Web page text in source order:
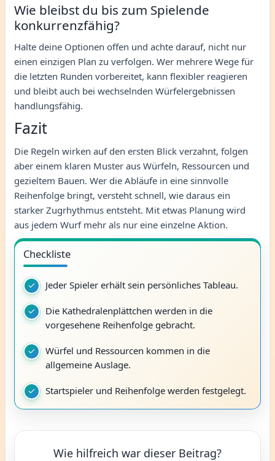
Wie bleibst du bis zum Spielende
konkurrenzfähig?
Halte deine Optionen offen und achte darauf, nicht nur
einen einzigen Plan zu verfolgen. Wer mehrere Wege für
die letzten Runden vorbereitet, kann flexibler reagieren
und bleibt auch bei wechselnden Würfelergebnissen
handlungsfähig.
Fazit
Die Regeln wirken auf den ersten Blick verzahnt, folgen
aber einem klaren Muster aus Würfeln, Ressourcen und
gezieltem Bauen. Wer die Abläufe in eine sinnvolle
Reihenfolge bringt, versteht schnell, wie daraus ein
starker Zugrhythmus entsteht. Mit etwas Planung wird
aus jedem Wurf mehr als nur eine einzelne Aktion.
Checkliste
Jeder Spieler erhält sein persönliches Tableau.
Die Kathedralenplättchen werden in die
vorgesehene Reihenfolge gebracht.
Würfel und Ressourcen kommen in die
allgemeine Auslage.
Startspieler und Reihenfolge werden festgelegt.
Wie hilfreich war dieser Beitrag?